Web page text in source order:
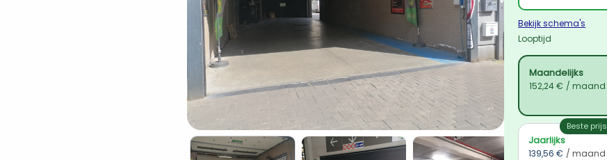
Bekijk schema's
Looptijd
Maandelijks
152,24 € / maand
Beste prijs
Jaarlijks
139,56 € / maand